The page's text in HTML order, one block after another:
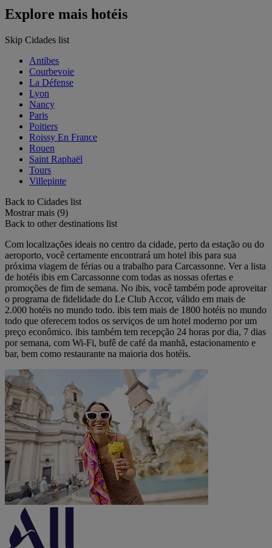
Explore mais hotéis
Skip Cidades list
Antibes
Courbevoie
La Défense
Lyon
Nancy
Paris
Poitiers
Roissy En France
Rouen
Saint Raphaël
Tours
Villepinte
Back to Cidades list
Mostrar mais (9)
Back to other destinations list
Com localizações ideais no centro da cidade, perto da estação ou do
aeroporto, você certamente encontrará um hotel ibis para sua
próxima viagem de férias ou a trabalho para Carcassonne. Ver a lista
de hotéis ibis em Carcassonne com todas as nossas ofertas e
promoções de fim de semana. No ibis, você também pode aproveitar
o programa de fidelidade do Le Club Accor, válido em mais de
2.000 hotéis no mundo todo. ibis tem mais de 1800 hotéis no mundo
todo que oferecem todos os serviços de um hotel moderno por um
preço econômico. ibis também tem recepção 24 horas por dia, 7 dias
por semana, com Wi-Fi, bufê de café da manhã, estacionamento e
bar, bem como restaurante na maioria dos hotéis.